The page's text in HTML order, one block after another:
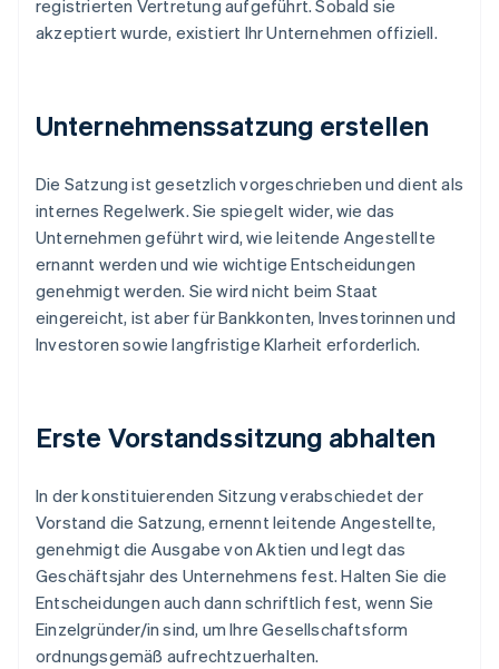
registrierten Vertretung aufgeführt. Sobald sie
akzeptiert wurde, existiert Ihr Unternehmen offiziell.
Unternehmenssatzung erstellen
Die Satzung ist gesetzlich vorgeschrieben und dient als
internes Regelwerk. Sie spiegelt wider, wie das
Unternehmen geführt wird, wie leitende Angestellte
ernannt werden und wie wichtige Entscheidungen
genehmigt werden. Sie wird nicht beim Staat
eingereicht, ist aber für Bankkonten, Investorinnen und
Investoren sowie langfristige Klarheit erforderlich.
Erste Vorstandssitzung abhalten
In der konstituierenden Sitzung verabschiedet der
Vorstand die Satzung, ernennt leitende Angestellte,
genehmigt die Ausgabe von Aktien und legt das
Geschäftsjahr des Unternehmens fest. Halten Sie die
Entscheidungen auch dann schriftlich fest, wenn Sie
Einzelgründer/in sind, um Ihre Gesellschaftsform
ordnungsgemäß aufrechtzuerhalten.